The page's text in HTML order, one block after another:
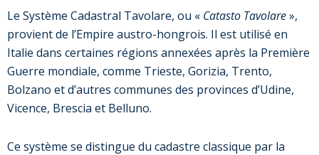
Le Système Cadastral Tavolare, ou « Catasto Tavolare»,
provient de l’Empire austro-hongrois. Il est utilisé en
Italie dans certaines régions annexées après la Première
Guerre mondiale, comme Trieste, Gorizia, Trento,
Bolzano et d’autres communes des provinces d’Udine,
Vicence, Brescia et Belluno.
Ce système se distingue du cadastre classique par la